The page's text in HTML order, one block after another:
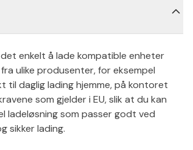
enkelt å lade kompatible enheter
ulike produsenter, for eksempel
daglig lading hjemme, på kontoret
som gjelder i EU, slik at du kan
ladeløsning som passer godt ved
sikker lading.